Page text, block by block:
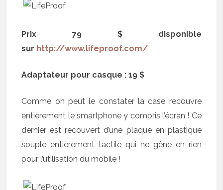
Prix 79 $ disponible
sur http://www.lifeproof.com/
Adaptateur pour casque : 19 $
Comme on peut le constater la case recouvre
entièrement le smartphone y compris l’écran ! Ce
dernier est recouvert d’une plaque en plastique
souple entièrement tactile qui ne gène en rien
pour l’utilisation du mobile !